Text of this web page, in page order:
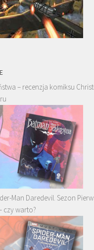
– recenzja komiksu
Man Daredevil. Sezon
czy warto?